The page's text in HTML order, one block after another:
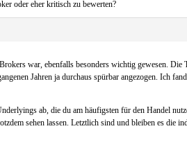
oder eher kritisch zu bewerten?
war, ebenfalls besonders wichtig gewesen.
Jahren ja durchaus spürbar angezogen. Ich
ab, die du am häufigsten für den Handel
sehen lassen. Letztlich sind und bleiben es